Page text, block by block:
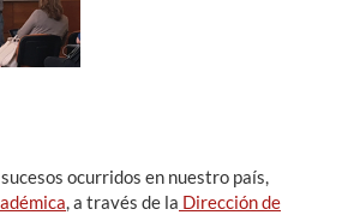
ocurridos en nuestro país,
, a través de la Dirección de